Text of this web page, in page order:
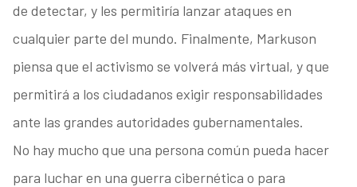
de detectar, y les permitiría lanzar ataques en
cualquier parte del mundo. Finalmente, Markuson
piensa que el activismo se volverá más virtual, y que
permitirá a los ciudadanos exigir responsabilidades
ante las grandes autoridades gubernamentales.
No hay mucho que una persona común pueda hacer
para luchar en una guerra cibernética o para